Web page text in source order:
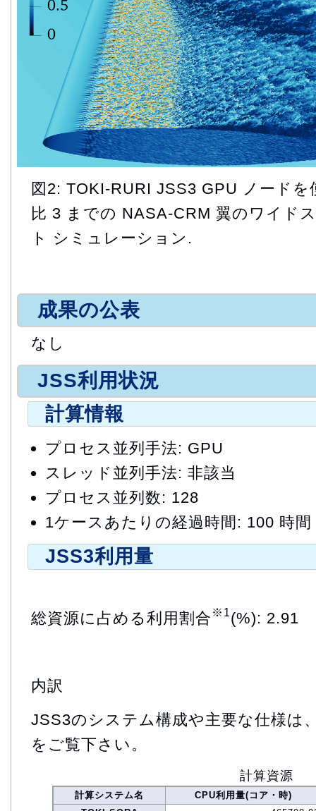
図2: TOKI-RURI JSS3 GPU ノード
比 3 までの NASA-CRM 翼のワイド
ト シミュレーション.
成果の公表
なし
JSS利用状況
計算情報
プロセス並列手法: GPU
スレッド並列手法: 非該当
プロセス並列数: 128
1ケースあたりの経過時間: 100 時間
JSS3利用量
総資源に占める利用割合 ※1(%): 2.91
内訳
JSS3のシステム構成や主要な仕様は
をご覧下さい。
計算資源
計算システム名
CPU利用量(コア・時)